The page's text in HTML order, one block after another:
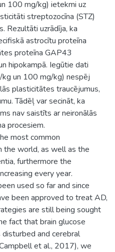
100 mg/kg) ietekmi uz
streptozocīna (STZ)
Rezultāti uzrādīja, ka
astrocītu proteīna
proteīna GAP43
hipokampā. Iegūtie dati
un 100 mg/kg) nespēj
plasticitātes traucējumus,
Tādēļ var secināt, ka
nav saistīts ar neironālās
procesiem.
most common
the world, as well as the
furthermore the
every year.
used so far and since
been approved to treat AD,
are still being sought
fact that brain glucose
and cerebral
et al., 2017), we